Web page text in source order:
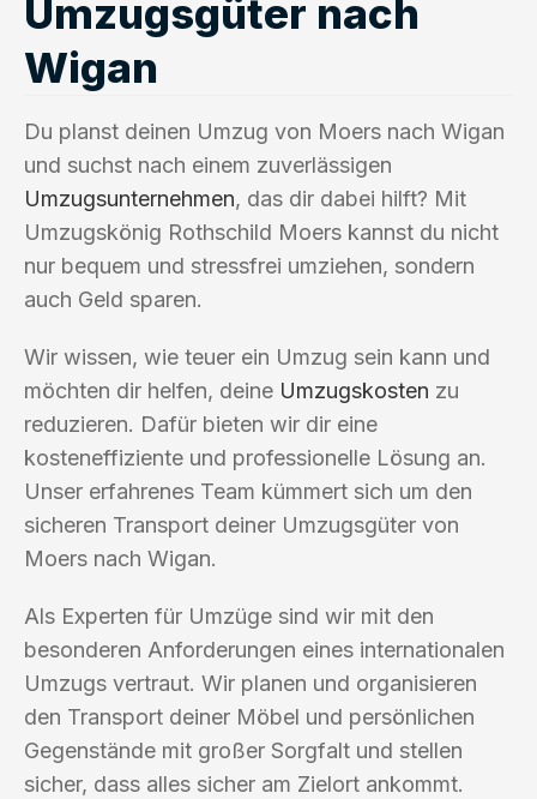
Umzugsgüter nach
Wigan
Du planst deinen Umzug von Moers nach Wigan
und suchst nach einem zuverlässigen
Umzugsunternehmen, das dir dabei hilft? Mit
Umzugskönig Rothschild Moers kannst du nicht
nur bequem und stressfrei umziehen, sondern
auch Geld sparen.
Wir wissen, wie teuer ein Umzug sein kann und
möchten dir helfen, deine Umzugskosten zu
reduzieren. Dafür bieten wir dir eine
kosteneffiziente und professionelle Lösung an.
Unser erfahrenes Team kümmert sich um den
sicheren Transport deiner Umzugsgüter von
Moers nach Wigan.
Als Experten für Umzüge sind wir mit den
besonderen Anforderungen eines internationalen
Umzugs vertraut. Wir planen und organisieren
den Transport deiner Möbel und persönlichen
Gegenstände mit großer Sorgfalt und stellen
sicher, dass alles sicher am Zielort ankommt.